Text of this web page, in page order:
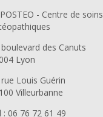
- Centre de soins
des Canuts
Lyon
Louis Guérin
Villeurbanne
: 06 76 72 61 49